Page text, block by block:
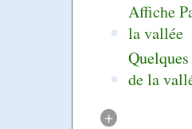
Affiche
la vallée
Quelques
de la
+